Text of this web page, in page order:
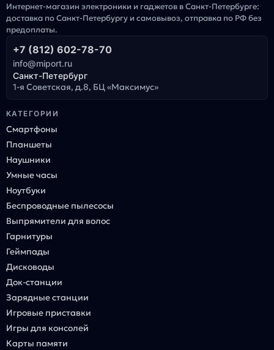
Интернет-магазин электроники и гаджетов в Санкт-Петербурге:
доставка по Санкт-Петербургу и самовывоз, отправка по РФ без
предоплаты.
+7 (812) 602-78-70
info@miport.ru
Санкт-Петербург
1-я Советская, д.8, БЦ «Максимус»
КАТЕГОРИИ
Смартфоны
Планшеты
Наушники
Умные часы
Ноутбуки
Беспроводные пылесосы
Выпрямители для волос
Гарнитуры
Геймпады
Дисководы
Док-станции
Зарядные станции
Игровые приставки
Игры для консолей
Карты памяти